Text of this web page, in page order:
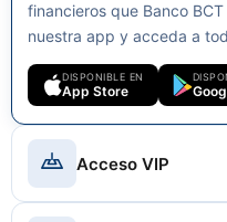
financieros que Banco
nuestra app y acceda a
DISPONIBLE EN
App Store
Acceso VIP